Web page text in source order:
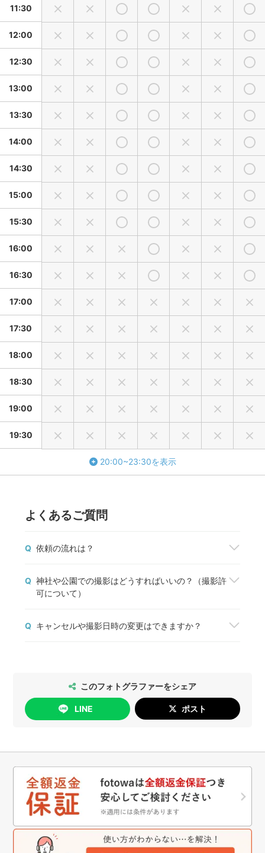
11:30
12:00
12:30
13:00
13:30
14:00
14:30
15:00
15:30
16:00
16:30
17:00
17:30
18:00
18:30
19:00
19:30
20:00~23:30を表示
よくあるご質問
Q 依頼の流れは？
ら、「予約する」ボタンから撮影を申込みましょ
う。fotowaから撮影契約成立のメールが届いた
予約前に質問や相談しておきたいことがある場合
は、「質問する」ボタンからフォトグラファーと1
Q 神社や公園での撮影はどうすればいいの？（撮影許
可について）
方に必ずご確認をお願いします。
Q キャンセルや撮影日時の変更はできますか？
[日時変更]
無料で行っていただけます。
[キャンセル]
このフォトグラファーをシェア
LINE ポスト